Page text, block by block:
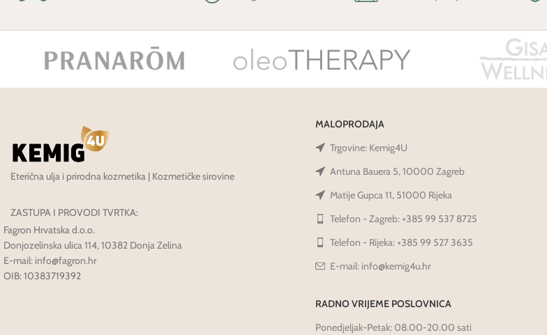
Eterična ulja i prirodna kozmetika | Kozmetičke sirovine
ZASTUPA I PROVODI TVRTKA:
Fagron Hrvatska d.o.o.
Donjozelinska ulica 114, 10382 Donja Zelina
E-mail: info@fagron.hr
OIB: 10383719392
MALOPRODAJA
Trgovine: Kemig4U
Antuna Bauera 5, 10000 Zagreb
Matije Gupca 11, 51000 Rijeka
Telefon - Zagreb: +385 99 537 8725
Telefon - Rijeka: +385 99 527 3635
E-mail: info@kemig4u.hr
RADNO VRIJEME POSLOVNICA
Ponedjeljak-Petak: 08.00-20.00 sati